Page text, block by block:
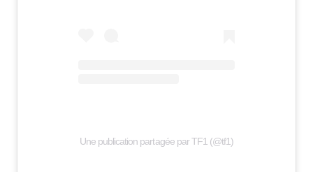
Une publication partagée par TF1 (@tf1)